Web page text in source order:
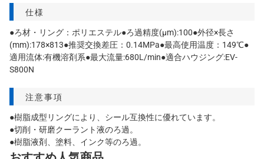
仕様
●ろ材・リング：ポリエステル●ろ過精度(μm):100●外径×長さ
(mm):178×813●推奨交換差圧：0.14MPa●最高使用温度：149℃●
適用流体:有機溶剤系●最大流量:680L/min●適合ハウジング:EV-
S800N
注意事項
●樹脂成型リングにより、シール互換性に優れています。
●切削・研磨クーラント液のろ過。
●樹脂液剤、塗料、インク等のろ過。